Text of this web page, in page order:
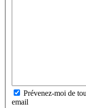
Prévenez-moi de
email